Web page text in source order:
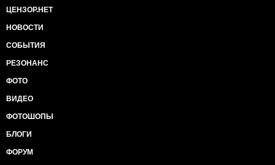
ЦЕНЗОР.НЕТ
НОВОСТИ
СОБЫТИЯ
РЕЗОНАНС
ФОТО
ВИДЕО
ФОТОШОПЫ
БЛОГИ
ФОРУМ